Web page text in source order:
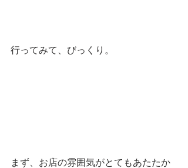
行ってみて、びっくり。
まず、お店の雰囲気がとてもあたたか